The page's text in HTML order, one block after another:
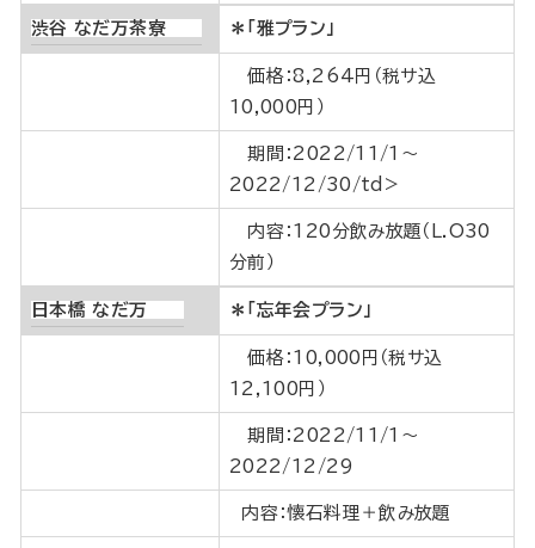
渋谷 なだ万茶寮 ＊「雅プラン」
価格：8,264円（税サ込
10,000円）
期間：2022/11/1～
2022/12/30/td>
内容：120分飲み放題（L.O30
分前）
日本橋 なだ万 ＊「忘年会プラン」
価格：10,000円（税サ込
12,100円）
期間：2022/11/1～
2022/12/29
内容：懐石料理＋飲み放題